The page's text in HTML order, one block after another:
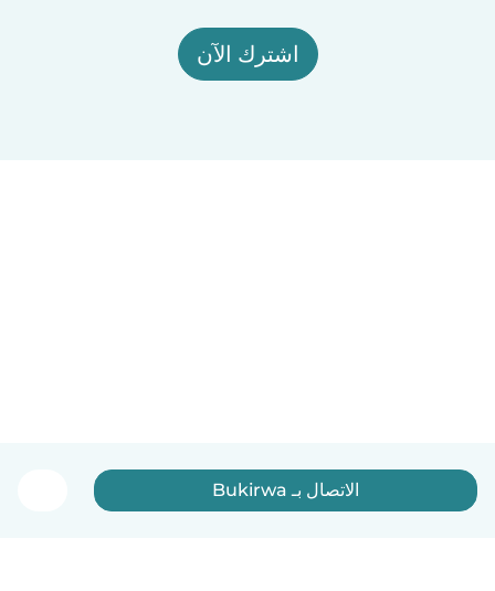
اشترك الآن
الاتصال بـ Bukirwa